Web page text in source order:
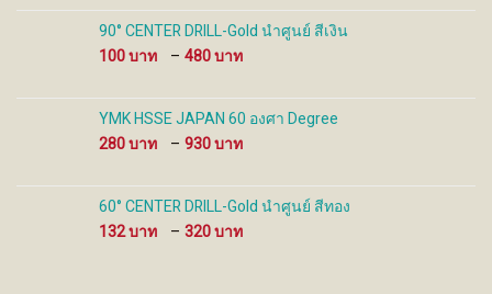
100 ฿
through
480 ฿
90° CENTER DRILL-Gold นำศูนย์ สีเงิน
100
– 480
100 ฿
through
YMK HSSE JAPAN 60 องศา Degree
280
– 930
280 ฿
through
930 ฿
60° CENTER DRILL-Gold นำศูนย์ สีทอง
132
– 320